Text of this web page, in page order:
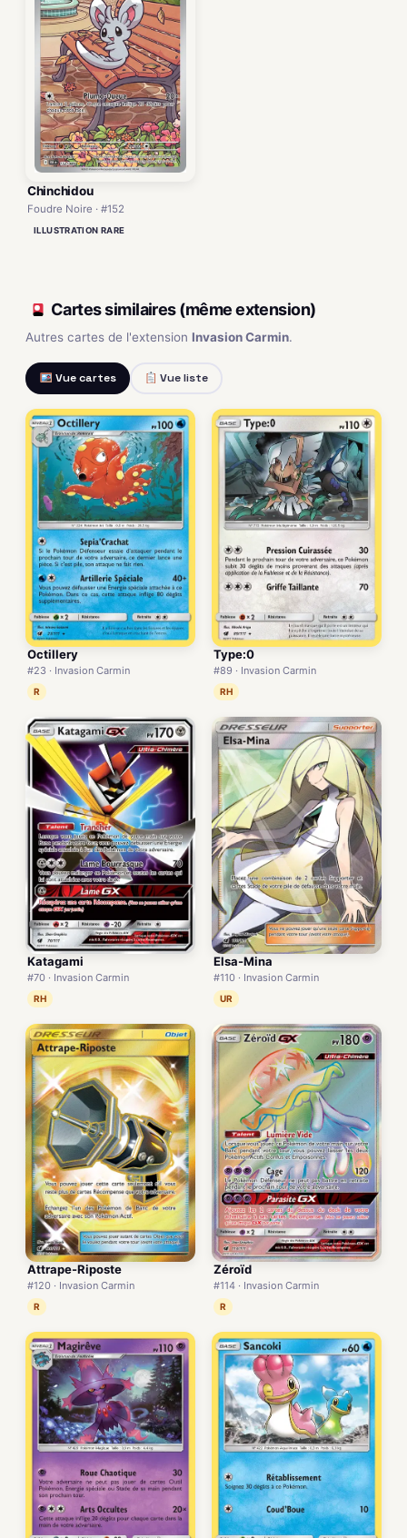
Chinchidou
Foudre Noire · #152
ILLUSTRATION RARE
Cartes similaires (même extension)
Autres cartes de l'extension Invasion Carmin.
Vue cartes Vue liste
Octillery
#23 · Invasion Carmin
R
Type:0
#89 · Invasion Carmin
RH
Katagami
#70 · Invasion Carmin
RH
Elsa-Mina
#110 · Invasion Carmin
UR
Attrape-Riposte
#120 · Invasion Carmin
R
Zéroïd
#114 · Invasion Carmin
R